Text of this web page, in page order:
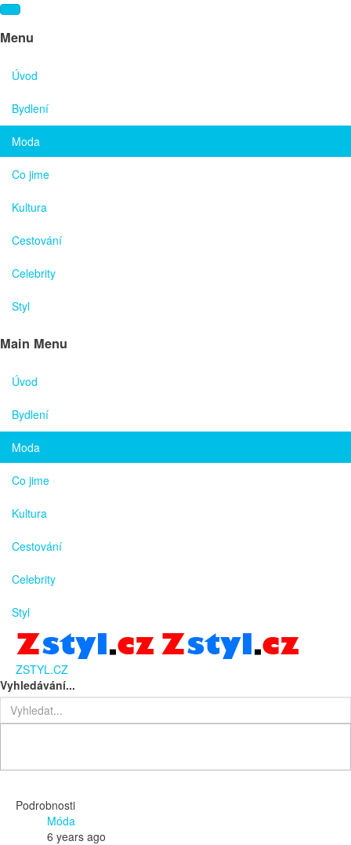
Menu
Úvod
Bydlení
Moda
Co jime
Kultura
Cestování
Celebrity
Styl
Main Menu
Úvod
Bydlení
Moda
Co jime
Kultura
Cestování
Celebrity
Styl
ZSTYL.CZ
Vyhledávání...
Podrobnosti
Móda
6 years ago